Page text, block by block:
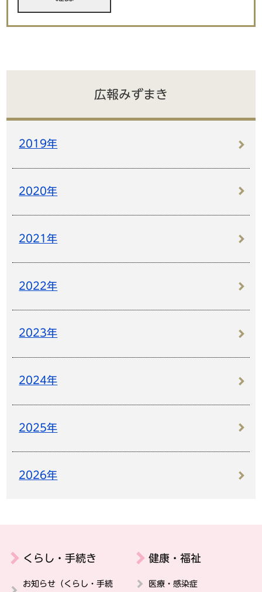
広報みずまき
2019年
2020年
2021年
2022年
2023年
2024年
2025年
2026年
くらし・手続き
お知らせ（くらし・手続
健康・福祉
医療・感染症